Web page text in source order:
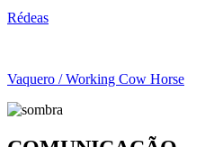
Rédeas
Vaquero / Working Cow Horse